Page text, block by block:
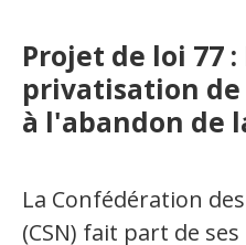
Projet de loi 77
privatisation
à l'abandon de
La Confédération
(CSN) fait part de